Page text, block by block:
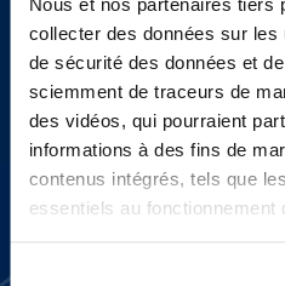
collecter des données sur
de sécurité des données et
sciemment de traceurs de
des vidéos, qui pourraient
informations à des fins de
contenus intégrés, tels que
essentiels au
Sélection
actualités ?
INSCRIVEZ-VOUS ICI